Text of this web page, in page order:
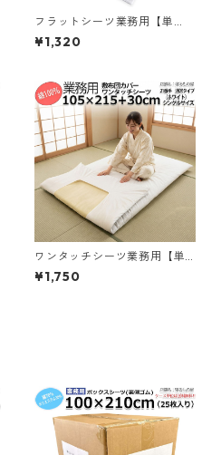
フラットシーツ業務用【単
品】綿70% ポリ30% 160x28
0cm シングルワイドサイズ メ
着 ホテル 旅館 民宿 民泊／361
602810
¥1,320
ワンタッチシーツ業務用【単
品】綿100% 敷布団カバー ゴ
ム無しフィットタイプ シング
¥1,750